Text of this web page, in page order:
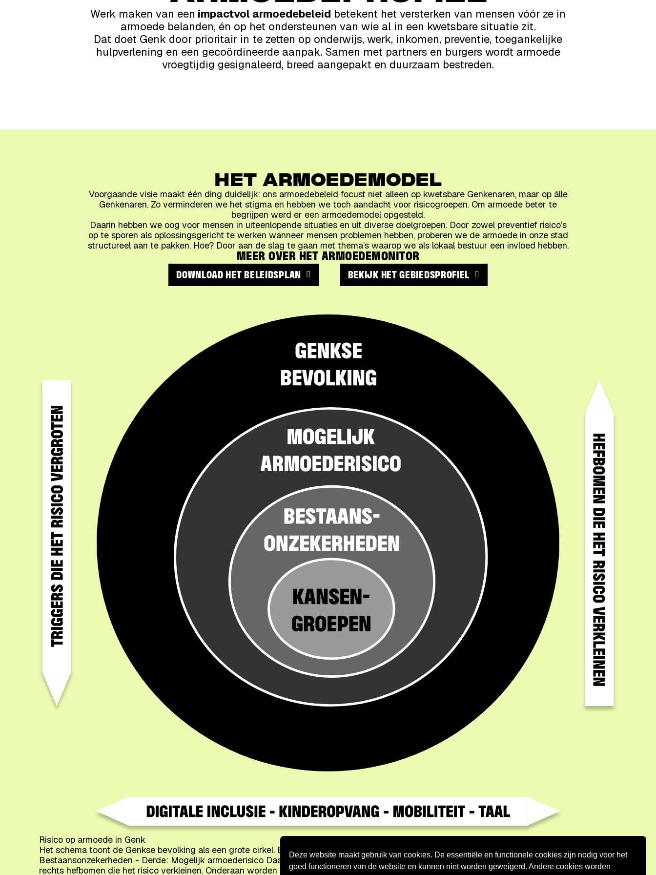
Deze website maakt gebruik van cookies. De essentiële en functionele cookies zijn nodig voor het
goed functioneren van de website en kunnen niet worden geweigerd. Andere cookies worden
Werk maken van een impactvol armoedebeleid betekent het versterken van mensen vóór ze in
armoede belanden, én op het ondersteunen van wie al in een kwetsbare situatie zit.
Dat doet Genk door prioritair in te zetten op onderwijs, werk, inkomen, preventie, toegankelijke
hulpverlening en een gecoördineerde aanpak. Samen met partners en burgers wordt armoede
vroegtijdig gesignaleerd, breed aangepakt en duurzaam bestreden.
HET ARMOEDEMODEL
Voorgaande visie maakt één ding duidelijk: ons armoedebeleid focust niet alleen op kwetsbare Genkenaren, maar op álle
Genkenaren. Zo verminderen we het stigma en hebben we toch aandacht voor risicogroepen. Om armoede beter te
begrijpen werd er een armoedemodel opgesteld.
Daarin hebben we oog voor mensen in uiteenlopende situaties en uit diverse doelgroepen. Door zowel preventief risico’s
op te sporen als oplossingsgericht te werken wanneer mensen problemen hebben, proberen we de armoede in onze stad
structureel aan te pakken. Hoe? Door aan de slag te gaan met thema’s waarop we als lokaal bestuur een invloed hebben.
MEER OVER HET ARMOEDEMONITOR
DOWNLOAD HET BELEIDSPLAN BEKIJK HET GEBIEDSPROFIEL
Risico op armoede in Genk
Het schema toont de Genkse bevolking als een grote cirkel. Binnenin drie kleinere cirkels: - Binnenste: Kansengroepen - Tweede:
Bestaansonzekerheden - Derde: Mogelijk armoederisico Daaromheen de totale Genkse bevolking. Links staan triggers die het risico vergroten,
rechts hefbomen die het risico verkleinen. Onderaan worden thema's genoemd: digitale inclusie, kinderopvang, mobiliteit en taal.